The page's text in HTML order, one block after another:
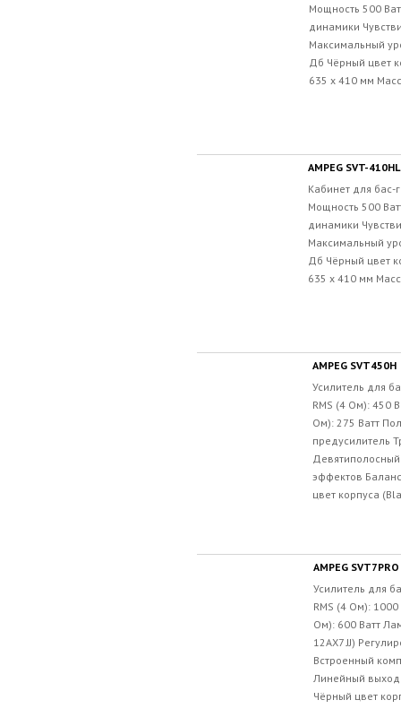
Мощность 500
динамики
Максимальный
Дб Чёрный цвет
635 х 410 мм
AMPEG SVT-
Кабинет для бас-
Мощность 500
динамики
Максимальный
Дб Чёрный цвет
635 х 410 мм
AMPEG SVT450H
Усилитель для
RMS (4 Ом): 450
Ом): 275 Ватт
предусилитель
эффектов
цвет корпуса
AMPEG SVT7PRO
Усилитель для
RMS (4 Ом):
Ом): 600 Ватт
12AX7 JJ)
Встроенный
Линейный выход
Чёрный цвет